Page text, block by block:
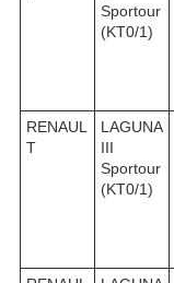
Sportour
(KT0/1)
RENAUL
T
LAGUNA
III
Sportour
(KT0/1)